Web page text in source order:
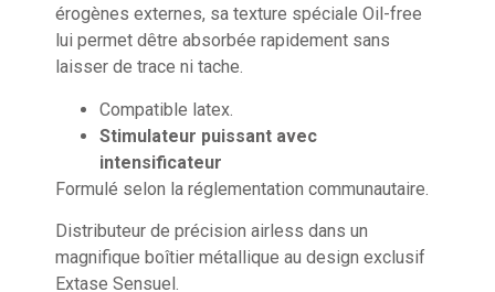
érogènes externes, sa texture spéciale Oil-free
lui permet dêtre absorbée rapidement sans
laisser de trace ni tache.
Compatible latex.
Stimulateur puissant avec
intensificateur
Formulé selon la réglementation communautaire.
Distributeur de précision airless dans un
magnifique boîtier métallique au design exclusif
Extase Sensuel.